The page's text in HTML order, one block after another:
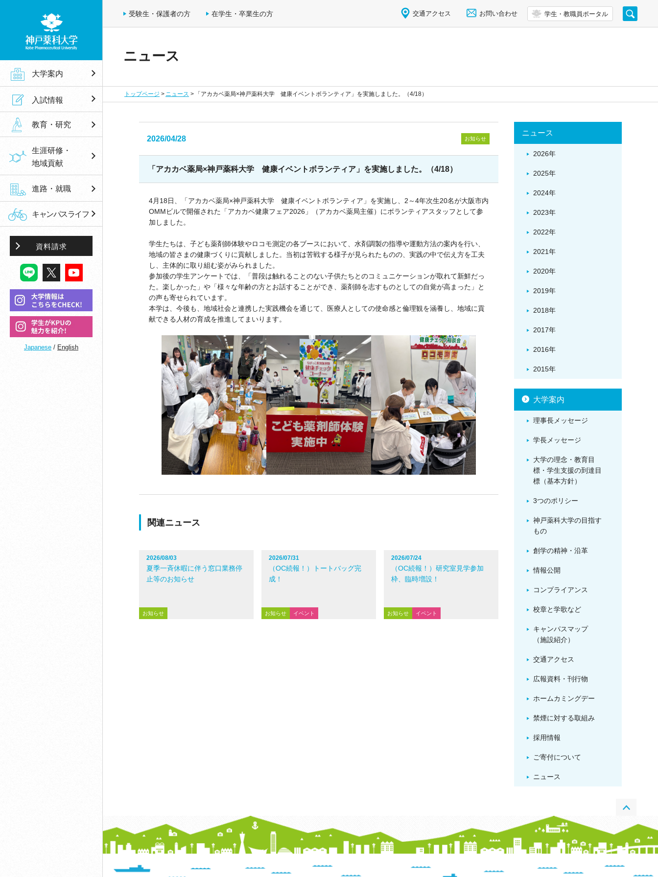
ニュース
トップページ ニュース 「アカカベ薬局×神戸薬科大学 健康イベントボランティア」を実施しました。（4/18）
2026/04/28 お知らせ
「アカカベ薬局×神戸薬科大学 健康イベントボランティア」を実施しました。（4/18）
4月18日、「アカカベ薬局×神戸薬科大学 健康イベントボランティア」を実施し、2～4年次生20名が大阪市内
OMMビルで開催された「アカカベ健康フェア2026」（アカカベ薬局主催）にボランティアスタッフとして参
加しました。
学生たちは、子ども薬剤師体験やロコモ測定の各ブースにおいて、水剤調製の指導や運動方法の案内を行い、
地域の皆さまの健康づくりに貢献しました。当初は苦戦する様子が見られたものの、実践の中で伝え方を工夫
し、主体的に取り組む姿がみられました。
参加後の学生アンケートでは、「普段は触れることのない子供たちとのコミュニケーションが取れて新鮮だっ
た。楽しかった」や「様々な年齢の方とお話することができ、薬剤師を志すものとしての自覚が高まった」と
の声も寄せられています。
本学は、今後も、地域社会と連携した実践機会を通じて、医療人としての使命感と倫理観を涵養し、地域に貢
献できる人材の育成を推進してまいります。
関連ニュース
2026/08/03
夏季一斉休暇に伴う窓口業務停
止等のお知らせ
お知らせ
2026/07/31
（OC続報！）トートバッグ完
成！
お知らせ イベント
2026/07/24
（OC続報！）研究室見学参加
枠、臨時増設！
お知らせ イベント
ニュース
2026年
2025年
2024年
2023年
2022年
2021年
2020年
2019年
2018年
2017年
2016年
2015年
大学案内
理事長メッセージ
学長メッセージ
大学の理念・教育目
標・学生支援の到達目
標（基本方針）
3つのポリシー
神戸薬科大学の目指す
もの
創学の精神・沿革
情報公開
コンプライアンス
校章と学歌など
キャンパスマップ
（施設紹介）
交通アクセス
広報資料・刊行物
ホームカミングデー
禁煙に対する取組み
採用情報
ご寄付について
ニュース
神戸薬科大学
大学案内
入試情報
教育・研究
生涯研修・
地域貢献
進路・就職
キャンパスライフ
資料請求
Japanese / English
受験生・保護者の方 在学生・卒業生の方 交通アクセス お問い合わせ 学生・教職員ポータル